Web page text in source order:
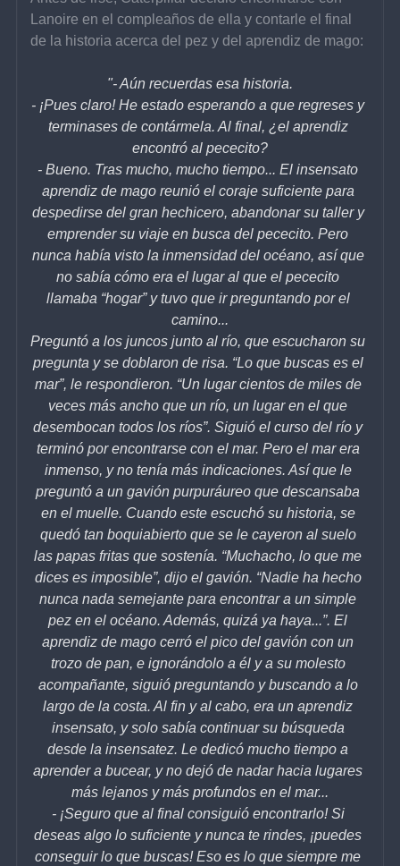
Lanoire en el compleaños de ella y contarle el final
de la historia acerca del pez y del aprendiz de mago:
"- Aún recuerdas esa historia.
- ¡Pues claro! He estado esperando a que regreses y
terminases de contármela. Al final, ¿el aprendiz
encontró al pececito?
- Bueno. Tras mucho, mucho tiempo... El insensato
aprendiz de mago reunió el coraje suficiente para
despedirse del gran hechicero, abandonar su taller y
emprender su viaje en busca del pececito. Pero
nunca había visto la inmensidad del océano, así que
no sabía cómo era el lugar al que el pececito
llamaba “hogar” y tuvo que ir preguntando por el
camino...
Preguntó a los juncos junto al río, que escucharon su
pregunta y se doblaron de risa. “Lo que buscas es el
mar”, le respondieron. “Un lugar cientos de miles de
veces más ancho que un río, un lugar en el que
desembocan todos los ríos”. Siguió el curso del río y
terminó por encontrarse con el mar. Pero el mar era
inmenso, y no tenía más indicaciones. Así que le
preguntó a un gavión purpuráureo que descansaba
en el muelle. Cuando este escuchó su historia, se
quedó tan boquiabierto que se le cayeron al suelo
las papas fritas que sostenía. “Muchacho, lo que me
dices es imposible”, dijo el gavión. “Nadie ha hecho
nunca nada semejante para encontrar a un simple
pez en el océano. Además, quizá ya haya...”. El
aprendiz de mago cerró el pico del gavión con un
trozo de pan, e ignorándolo a él y a su molesto
acompañante, siguió preguntando y buscando a lo
largo de la costa. Al fin y al cabo, era un aprendiz
insensato, y solo sabía continuar su búsqueda
desde la insensatez. Le dedicó mucho tiempo a
aprender a bucear, y no dejó de nadar hacia lugares
más lejanos y más profundos en el mar...
- ¡Seguro que al final consiguió encontrarlo! Si
deseas algo lo suficiente y nunca te rindes, ¡puedes
conseguir lo que buscas! Eso es lo que siempre me